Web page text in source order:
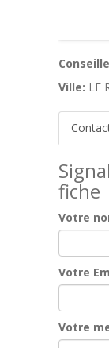
Ville: LE
fiche
Votre
Votre
Votre